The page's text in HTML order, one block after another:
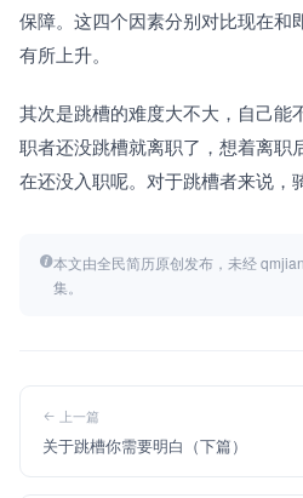
保障。这四个因素分别对比现在和
有所上升。
其次是跳槽的难度大不大，自己能
职者还没跳槽就离职了，想着离职
在还没入职呢。对于跳槽者来说，
本文由全民简历原创发布，未经
集。
上一篇
关于跳槽你需要明白（下篇）